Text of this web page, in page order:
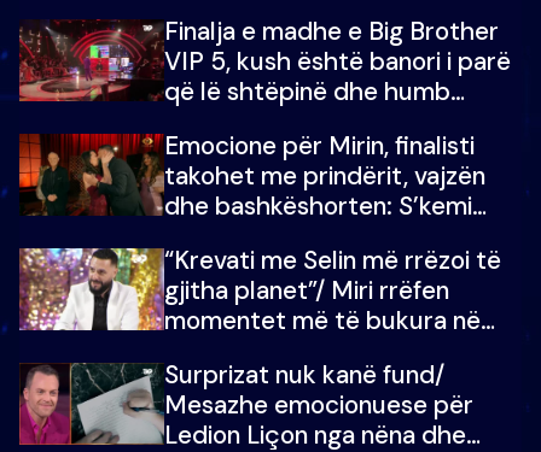
Finalja e madhe e Big Brother
VIP 5, kush është banori i parë
që lë shtëpinë dhe humb
çmimin e madh
Emocione për Mirin, finalisti
takohet me prindërit, vajzën
dhe bashkëshorten: S’kemi
“Krevati me Selin më rrëzoi të
gjitha planet”/ Miri rrëfen
momentet më të bukura në
mungojë zilja e mëngjesit kur…
Surprizat nuk kanë fund/
Mesazhe emocionuese për
Ledion Liçon nga nëna dhe